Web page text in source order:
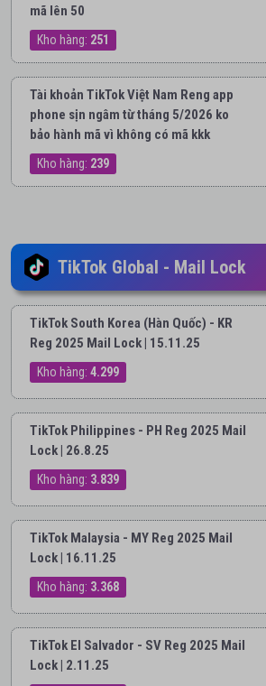
mã lên 50
Kho hàng: 251
Tài khoản TikTok Việt Nam Reng app
phone sịn ngâm từ tháng 5/2026 ko
bảo hành mã vì không có mã kkk
Kho hàng: 239
TikTok Global - Mail Lock
TikTok South Korea (Hàn Quốc) - KR
Reg 2025 Mail Lock | 15.11.25
Kho hàng: 4.299
TikTok Philippines - PH Reg 2025 Mail
Lock | 26.8.25
Kho hàng: 3.839
TikTok Malaysia - MY Reg 2025 Mail
Lock | 16.11.25
Kho hàng: 3.368
TikTok El Salvador - SV Reg 2025 Mail
Lock | 2.11.25